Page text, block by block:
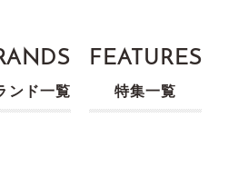
ンド一覧
FEATURES
特集一覧